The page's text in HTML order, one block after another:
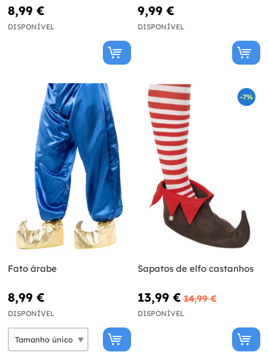
8,99 €
DISPONÍVEL
9,99 €
DISPONÍVEL
Fato árabe
8,99 €
DISPONÍVEL
-7%
Sapatos de elfo castanhos
13,99 € 14,99 €
DISPONÍVEL